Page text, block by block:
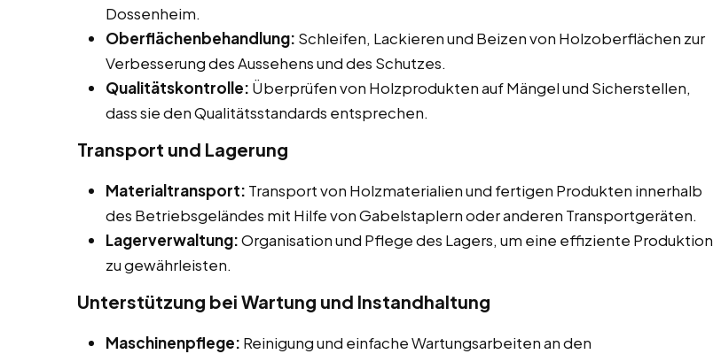
Dossenheim.
Oberflächenbehandlung: Schleifen, Lackieren und Beizen von Holzoberflächen zur
Verbesserung des Aussehens und des Schutzes.
Qualitätskontrolle: Überprüfen von Holzprodukten auf Mängel und Sicherstellen,
dass sie den Qualitätsstandards entsprechen.
Transport und Lagerung
Materialtransport: Transport von Holzmaterialien und fertigen Produkten innerhalb
des Betriebsgeländes mit Hilfe von Gabelstaplern oder anderen Transportgeräten.
Lagerverwaltung:Organisation und Pflege des Lagers, um eine effiziente Produktion
zu gewährleisten.
Unterstützung bei Wartung und Instandhaltung
Maschinenpflege: Reinigung und einfache Wartungsarbeiten an den